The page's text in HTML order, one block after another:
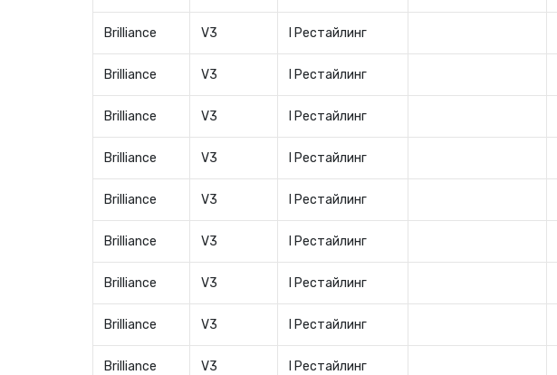
Brilliance V3 I Рестайлинг
Brilliance V3 I Рестайлинг
Brilliance V3 I Рестайлинг
Brilliance V3 I Рестайлинг
Brilliance V3 I Рестайлинг
Brilliance V3 I Рестайлинг
Brilliance V3 I Рестайлинг
Brilliance V3 I Рестайлинг
Brilliance V3 I Рестайлинг